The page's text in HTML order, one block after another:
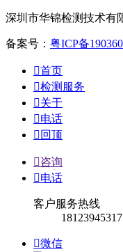
深圳市华锦检测技术有
备案号： 粤ICP备
首页
检测服务
关于
电话
 回顶
咨询
电话
客户服务热线
18123945317
微信